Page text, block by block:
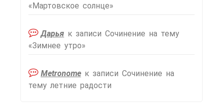
«Мартовское солнце»
Дарьяк записи Сочинение на тему
«Зимнее утро»
Metronomeк записи Сочинение на
тему летние радости